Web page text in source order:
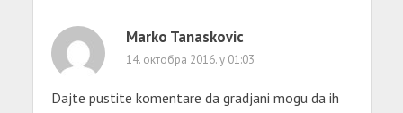
Marko Tanaskovic
14. октобра 2016. у 01:03
Dajte pustite komentare da gradjani mogu da ih